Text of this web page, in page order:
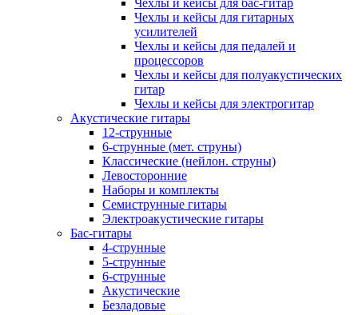
Чехлы и кейсы для бас-гитар
Чехлы и кейсы для гитарных
усилителей
Чехлы и кейсы для педалей и
процессоров
Чехлы и кейсы для полуакустических
гитар
Чехлы и кейсы для электрогитар
Акустические гитары
12-струнные
6-струнные (мет. струны)
Классические (нейлон. струны)
Левосторонние
Наборы и комплекты
Семиструнные гитары
Электроакустические гитары
Бас-гитары
4-струнные
5-струнные
6-струнные
Акустические
Безладовые